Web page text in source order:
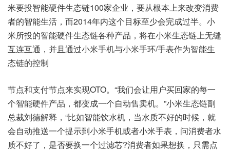
米要投智能硬件生态链100家企业，要从根本上来改变消费
者的智能生活，而2014年内这个目标至少会完成过半。小
米所投的智能硬件生态链各种产品，将在小米生态链上无缝
互连互通，并且通过小米手机与小米手环/手表作为智能生
态链的控制
节点和支付节点来实现OTO。“我们会让用户买回家的每一
个智能硬件产品，都变成一个自动售卖机。”小米生态链副
总裁刘德解释，“比如智能饮水机，当水质不好的时候，就
会自动推送一个提示到小米手机或者小米手表，问消费者水
质不好了，是否要换一个过滤芯?消费者如果想换，只需点